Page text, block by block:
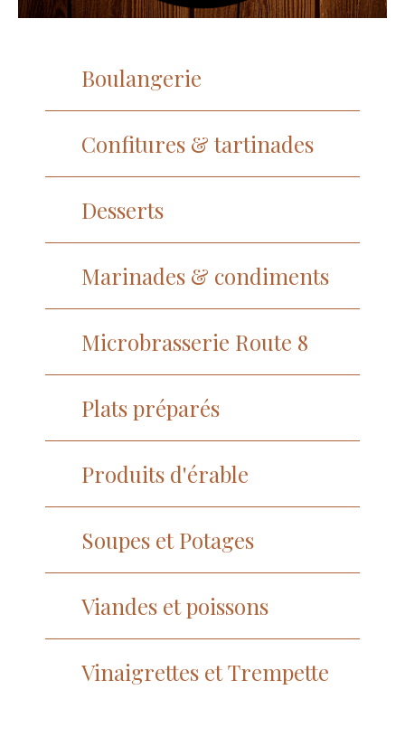
Boulangerie
Confitures & tartinades
Desserts
Marinades & condiments
Microbrasserie Route 8
Plats préparés
Produits d'érable
Soupes et Potages
Viandes et poissons
Vinaigrettes et Trempette